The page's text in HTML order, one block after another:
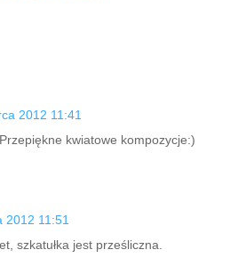
2012 11:41
kwiatowe kompozycje:)
2012 11:51
szkatułka jest prześliczna.